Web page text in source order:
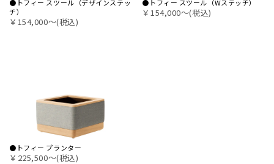
●トフィー スツール（デザインステッ
チ）
￥154,000〜(税込)
●トフィー スツール（Wステッチ）
￥154,000〜(税込)
●トフィー プランター
￥225,500〜(税込)